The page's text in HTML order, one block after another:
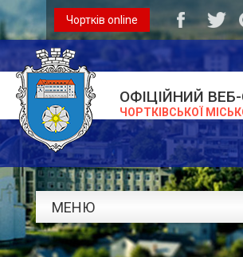
ОФІЦІЙНИЙ
ЧОРТКІВСЬКОЇ
Чортків online
МЕНЮ